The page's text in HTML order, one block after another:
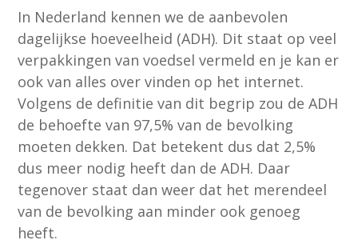
In Nederland kennen we de aanbevolen
dagelijkse hoeveelheid (ADH). Dit staat op veel
verpakkingen van voedsel vermeld en je kan er
ook van alles over vinden op het internet.
Volgens de definitie van dit begrip zou de ADH
de behoefte van 97,5% van de bevolking
moeten dekken. Dat betekent dus dat 2,5%
dus meer nodig heeft dan de ADH. Daar
tegenover staat dan weer dat het merendeel
van de bevolking aan minder ook genoeg
heeft.